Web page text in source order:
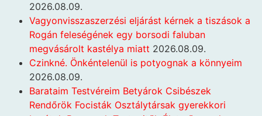
2026.08.09.
Vagyonvisszaszerzési eljárást kérnek a tiszások a
Rogán feleségének egy borsodi faluban
megvásárolt kastélya miatt 2026.08.09.
Czinkné. Önkéntelenül is potyognak a könnyeim
2026.08.09.
Barataim Testvéreim Betyárok Csibészek
Rendőrök Focisták Osztálytársak gyerekkori